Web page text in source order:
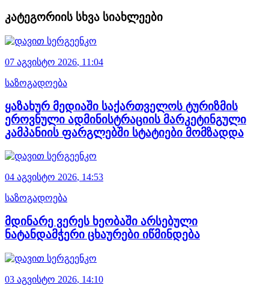
კატეგორიის სხვა სიახლეები
07 აგვისტო 2026, 11:04
საზოგადოება
ყაზახურ მედიაში საქართველოს ტურიზმის
ეროვნული ადმინისტრაციის მარკეტინგული
კამპანიის ფარგლებში სტატიები მომზადდა
04 აგვისტო 2026, 14:53
საზოგადოება
მდინარე ვერეს ხეობაში არსებული
ნატანდამჭერი ცხაურები იწმინდება
03 აგვისტო 2026, 14:10